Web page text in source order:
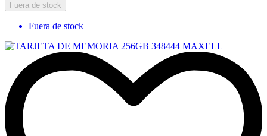
Fuera de stock
Fuera de stock